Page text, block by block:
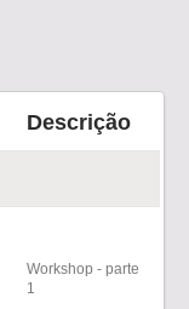
Descrição
Workshop - parte
1